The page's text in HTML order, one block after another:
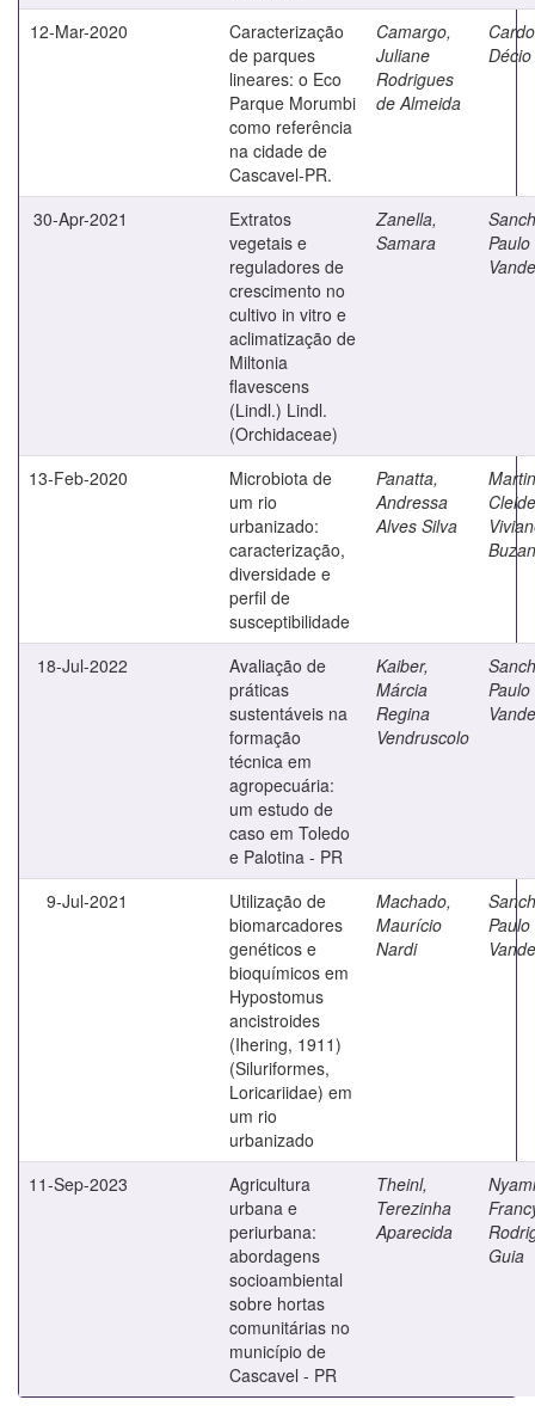
12-Mar-2020
Caracterização
de parques
lineares: o Eco
Parque Morumbi
como referência
na cidade de
Cascavel-PR.
Camargo,
Juliane
Rodrigues
de Almeida
30-Apr-2021
Extratos
vegetais e
reguladores de
crescimento no
cultivo in vitro e
aclimatização de
Miltonia
flavescens
(Lindl.) Lindl.
(Orchidaceae)
Zanella,
Samara
Paulo
13-Feb-2020
Microbiota de
um rio
urbanizado:
caracterização,
diversidade e
perfil de
susceptibilidade
Panatta,
Andressa
Alves Silva
Cleide
18-Jul-2022
Avaliação de
práticas
sustentáveis na
formação
técnica em
agropecuária:
um estudo de
caso em Toledo
e Palotina - PR
Kaiber,
Márcia
Regina
Vendruscolo
Paulo
9-Jul-2021
Utilização de
biomarcadores
genéticos e
bioquímicos em
Hypostomus
ancistroides
(Ihering, 1911)
(Siluriformes,
Loricariidae) em
um rio
urbanizado
Machado,
Maurício
Nardi
Paulo
11-Sep-2023
Agricultura
urbana e
periurbana:
abordagens
socioambiental
sobre hortas
comunitárias no
município de
Cascavel - PR
Theinl,
Terezinha
Aparecida
Guia